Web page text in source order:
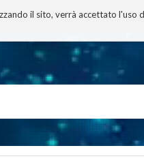
il sito, verrà accettato l'uso